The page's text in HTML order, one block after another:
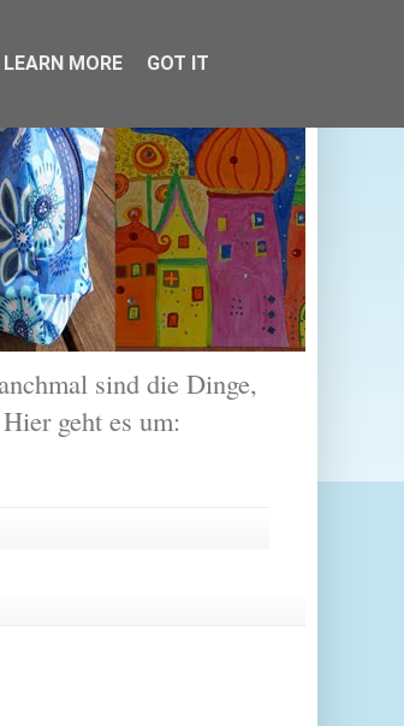
sind die Dinge,
geht es um:
LEARN MORE GOT IT